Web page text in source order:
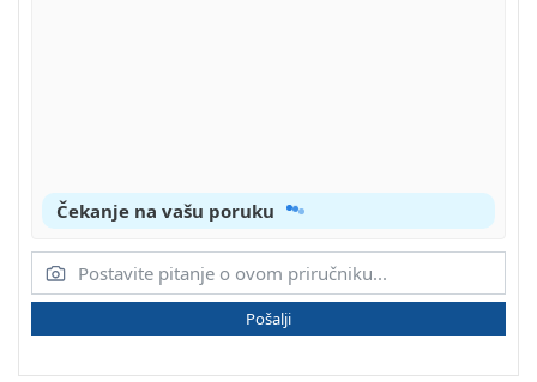
Čekanje na vašu poruku
Pošalji